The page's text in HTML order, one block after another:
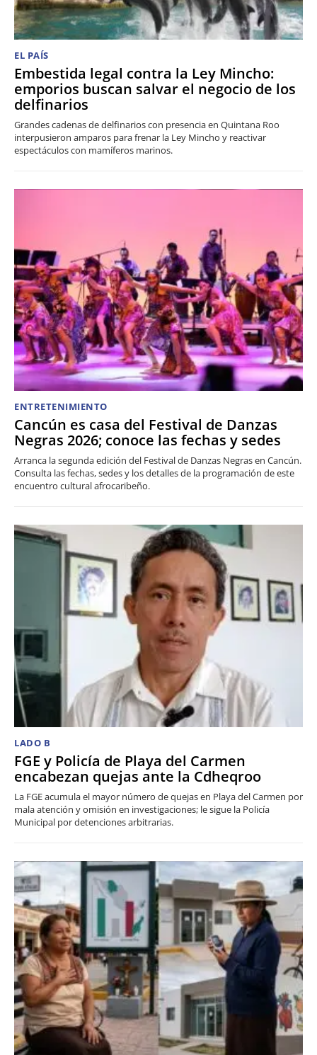
EL PAÍS
Embestida legal contra la Ley Mincho:
emporios buscan salvar el negocio de los
delfinarios
Grandes cadenas de delfinarios con presencia en Quintana Roo
interpusieron amparos para frenar la Ley Mincho y reactivar
espectáculos con mamíferos marinos.
ENTRETENIMIENTO
Cancún es casa del Festival de Danzas
Negras 2026; conoce las fechas y sedes
Arranca la segunda edición del Festival de Danzas Negras en Cancún.
Consulta las fechas, sedes y los detalles de la programación de este
encuentro cultural afrocaribeño.
LADO B
FGE y Policía de Playa del Carmen
encabezan quejas ante la Cdheqroo
La FGE acumula el mayor número de quejas en Playa del Carmen por
mala atención y omisión en investigaciones; le sigue la Policía
Municipal por detenciones arbitrarias.